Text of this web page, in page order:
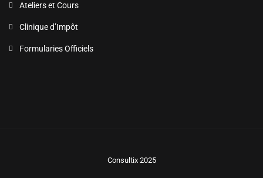
Ateliers et Cours
Clinique d’Impôt
Formularies Officiels
Consultix 2025